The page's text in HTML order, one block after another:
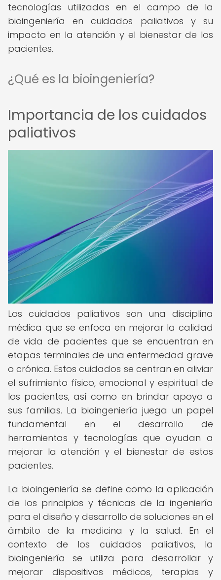
tecnologías utilizadas en el campo de la
bioingeniería en cuidados paliativos y su
impacto en la atención y el bienestar de los
pacientes.
¿Qué es la bioingeniería?
Importancia de los cuidados
paliativos
Los cuidados paliativos son una disciplina
médica que se enfoca en mejorar la calidad
de vida de pacientes que se encuentran en
etapas terminales de una enfermedad grave
o crónica. Estos cuidados se centran en aliviar
el sufrimiento físico, emocional y espiritual de
los pacientes, así como en brindar apoyo a
sus familias. La bioingeniería juega un papel
fundamental en el desarrollo de
herramientas y tecnologías que ayudan a
mejorar la atención y el bienestar de estos
pacientes.
La bioingeniería se define como la aplicación
de los principios y técnicas de la ingeniería
para el diseño y desarrollo de soluciones en el
ámbito de la medicina y la salud. En el
contexto de los cuidados paliativos, la
bioingeniería se utiliza para desarrollar y
mejorar dispositivos médicos, terapias y